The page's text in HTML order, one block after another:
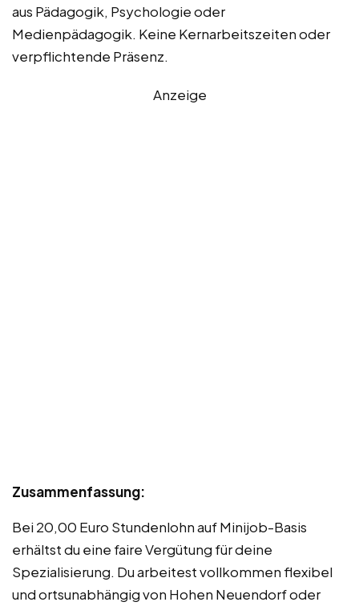
aus Pädagogik, Psychologie oder
Medienpädagogik. Keine Kernarbeitszeiten oder
verpflichtende Präsenz.
Anzeige
Zusammenfassung:
Bei 20,00 Euro Stundenlohn auf Minijob-Basis
erhältst du eine faire Vergütung für deine
Spezialisierung. Du arbeitest vollkommen flexibel
und ortsunabhängig von Hohen Neuendorf oder